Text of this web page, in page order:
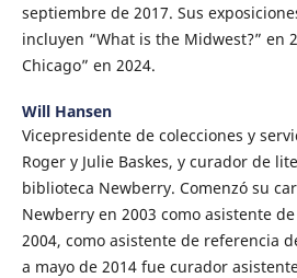
septiembre de 2017. Sus
incluyen “What is the Midwest?” en
Chicago” en 2024.
Will Hansen
Vicepresidente de colecciones y
Roger y Julie Baskes, y curador de
biblioteca Newberry. Comenzó su
Newberry en 2003 como asistente
2004, como asistente de referencia
a mayo de 2014 fue curador